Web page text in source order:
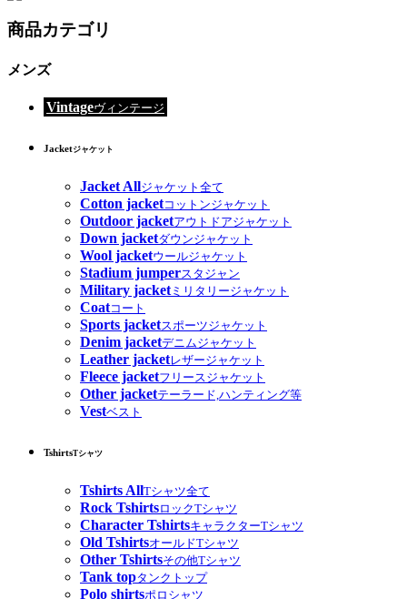
商品カテゴリ
メンズ
Vintageヴィンテージ
Jacketジャケット
Jacket Allジャケット全て
Cotton jacketコットンジャケット
Outdoor jacketアウトドアジャケット
Down jacketダウンジャケット
Wool jacketウールジャケット
Stadium jumperスタジャン
Military jacketミリタリージャケット
Coatコート
Sports jacketスポーツジャケット
Denim jacketデニムジャケット
Leather jacketレザージャケット
Fleece jacketフリースジャケット
Other jacketテーラード,ハンティング等
Vestベスト
TshirtsTシャツ
Tshirts AllTシャツ全て
Rock TshirtsロックTシャツ
Character TshirtsキャラクターTシャツ
Old TshirtsオールドTシャツ
Other Tshirtsその他Tシャツ
Tank topタンクトップ
Polo shirtsポロシャツ